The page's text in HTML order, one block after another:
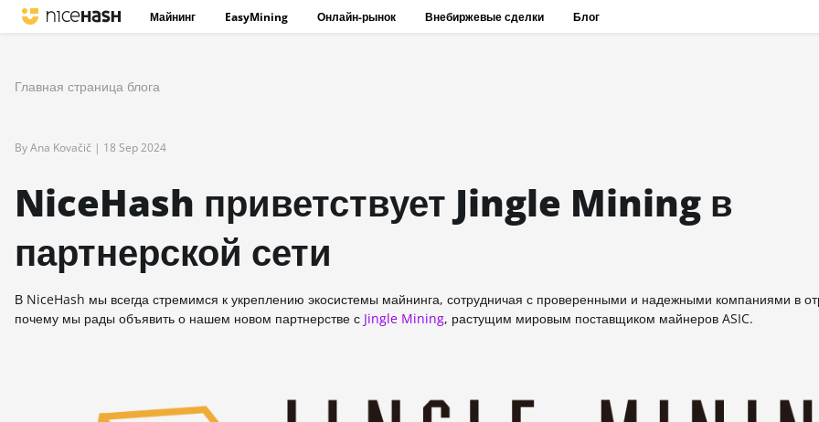
Майнинг EasyMining Онлайн-рынок Внебиржевые сделки Блог
Главная страница блога
By Ana Kovačič | 18 Sep 2024
NiceHash приветствует Jingle Mining в
партнерской сети
В NiceHash мы всегда стремимся к укреплению экосистемы майнинга, сотрудничая с проверенными и надежными компаниями в
почему мы рады объявить о нашем новом партнерстве с Jingle Mining, растущим мировым поставщиком майнеров ASIC.